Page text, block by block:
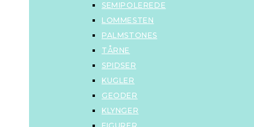
SEMIPOLEREDE
LOMMESTEN
PALMSTONES
TÅRNE
SPIDSER
KUGLER
GEODER
KLYNGER